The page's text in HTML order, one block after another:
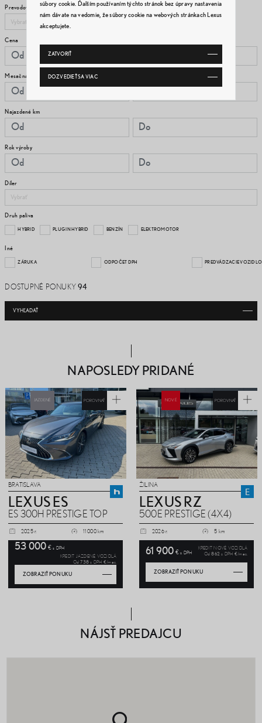
Prevodovka
Cena
Mesačná splátka
Najazdené km
Rok výroby
Díler
Druh paliva
HYBRID PLUG IN HYBRID BENZÍN ELEKTROMOTOR
Iné
ZÁRUKA ODPOČET DPH PREDVÁDZACIE VOZIDLO
DOSTUPNÉ PONUKY 94
VYHĽADAŤ
NAPOSLEDY PRIDANÉ
POROVNAŤ
JAZDENÉ
BRATISLAVA
LEXUS ES
ES 300H PRESTIGE TOP
2025 r. 11 000 km
53 000 € s DPH
KREDIT JAZDENÉ VOZIDLÁ
Od 738 s DPH €/mes.
ZOBRAZIŤ PONUKU
POROVNAŤ
NOVÉ
ŽILINA
LEXUS RZ
500E PRESTIGE (4X4)
2026 r. 5 km
61 900 € s DPH
KREDIT NOVÉ VOZIDLÁ
Od862 s DPH €/mes.
ZOBRAZIŤ PONUKU
NÁJSŤ PREDAJCU
súbory cookie. Ďalším používaním týchto stránok bez úpravy nastavenia
nám dávate na vedomie, že súbory cookie na webových stránkach Lexus
akceptujete.
ZATVORIŤ
DOZVEDIEŤ SA VIAC